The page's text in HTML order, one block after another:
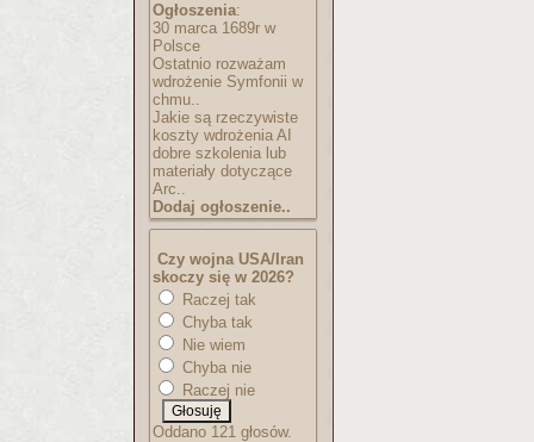
Ogłoszenia:
30 marca 1689r w
Polsce
Ostatnio rozważam
wdrożenie Symfonii w
chmu..
Jakie są rzeczywiste
koszty wdrożenia AI
dobre szkolenia lub
materiały dotyczące
Arc..
Dodaj ogłoszenie..
Czy wojna USA/Iran
skoczy się w 2026?
Raczej tak
Chyba tak
Nie wiem
Chyba nie
Raczej nie
Oddano 121 głosów.